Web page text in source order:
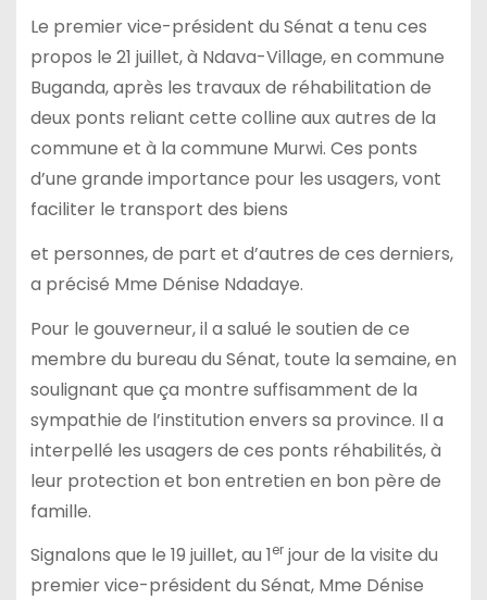
Le premier vice-président du Sénat a tenu ces
propos le 21 juillet, à Ndava-Village, en commune
Buganda, après les travaux de réhabilitation de
deux ponts reliant cette colline aux autres de la
commune et à la commune Murwi. Ces ponts
d’une grande importance pour les usagers, vont
faciliter le transport des biens
et personnes, de part et d’autres de ces derniers,
a précisé Mme Dénise Ndadaye.
Pour le gouverneur, il a salué le soutien de ce
membre du bureau du Sénat, toute la semaine, en
soulignant que ça montre suffisamment de la
sympathie de l’institution envers sa province. Il a
interpellé les usagers de ces ponts réhabilités, à
leur protection et bon entretien en bon père de
famille.
Signalons que le 19 juillet, au 1erjour de la visite du
premier vice-président du Sénat, Mme Dénise